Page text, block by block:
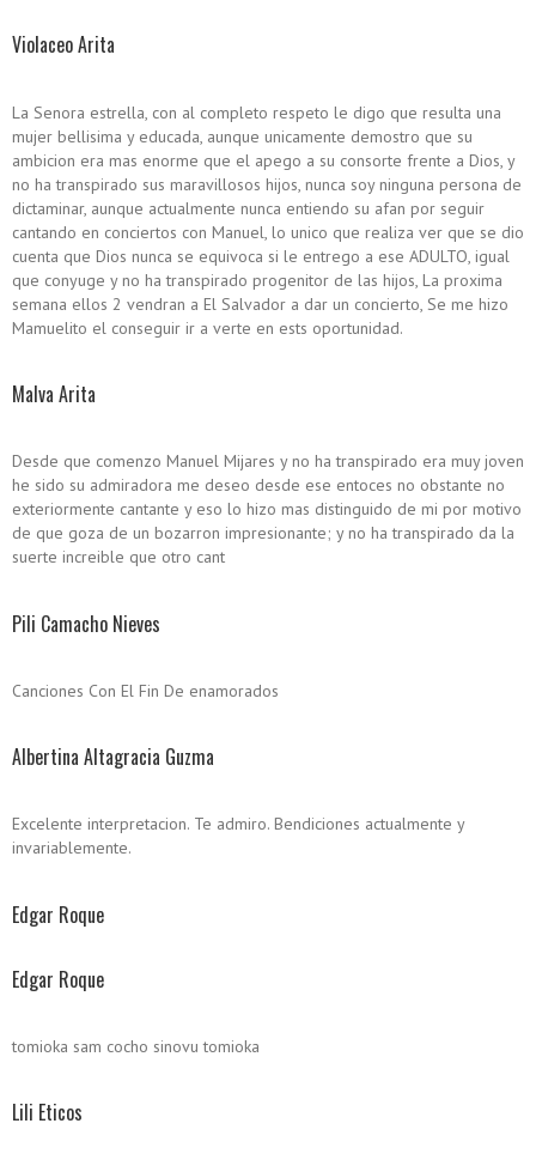
Violaceo Arita
La Senora estrella, con al completo respeto le digo que resulta una
mujer bellisima y educada, aunque unicamente demostro que su
ambicion era mas enorme que el apego a su consorte frente a Dios, y
no ha transpirado sus maravillosos hijos, nunca soy ninguna persona de
dictaminar, aunque actualmente nunca entiendo su afan por seguir
cantando en conciertos con Manuel, lo unico que realiza ver que se dio
cuenta que Dios nunca se equivoca si le entrego a ese ADULTO, igual
que conyuge y no ha transpirado progenitor de las hijos, La proxima
semana ellos 2 vendran a El Salvador a dar un concierto, Se me hizo
Mamuelito el conseguir ir a verte en ests oportunidad.
Malva Arita
Desde que comenzo Manuel Mijares y no ha transpirado era muy joven
he sido su admiradora me deseo desde ese entoces no obstante no
exteriormente cantante y eso lo hizo mas distinguido de mi por motivo
de que goza de un bozarron impresionante; y no ha transpirado da la
suerte increible que otro cant
Pili Camacho Nieves
Canciones Con El Fin De enamorados
Albertina Altagracia Guzma
Excelente interpretacion. Te admiro. Bendiciones actualmente y
invariablemente.
Edgar Roque
Edgar Roque
tomioka sam cocho sinovu tomioka
Lili Eticos